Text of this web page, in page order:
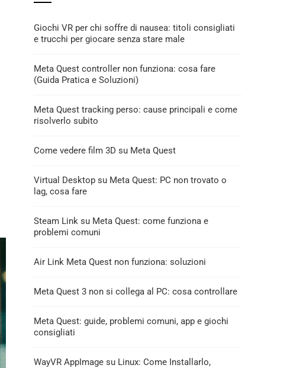
Giochi VR per chi soffre di nausea: titoli consigliati
e trucchi per giocare senza stare male
Meta Quest controller non funziona: cosa fare
(Guida Pratica e Soluzioni)
Meta Quest tracking perso: cause principali e come
risolverlo subito
Come vedere film 3D su Meta Quest
Virtual Desktop su Meta Quest: PC non trovato o
lag, cosa fare
Steam Link su Meta Quest: come funziona e
problemi comuni
Air Link Meta Quest non funziona: soluzioni
Meta Quest 3 non si collega al PC: cosa controllare
Meta Quest: guide, problemi comuni, app e giochi
consigliati
WayVR AppImage su Linux: Come Installarlo,